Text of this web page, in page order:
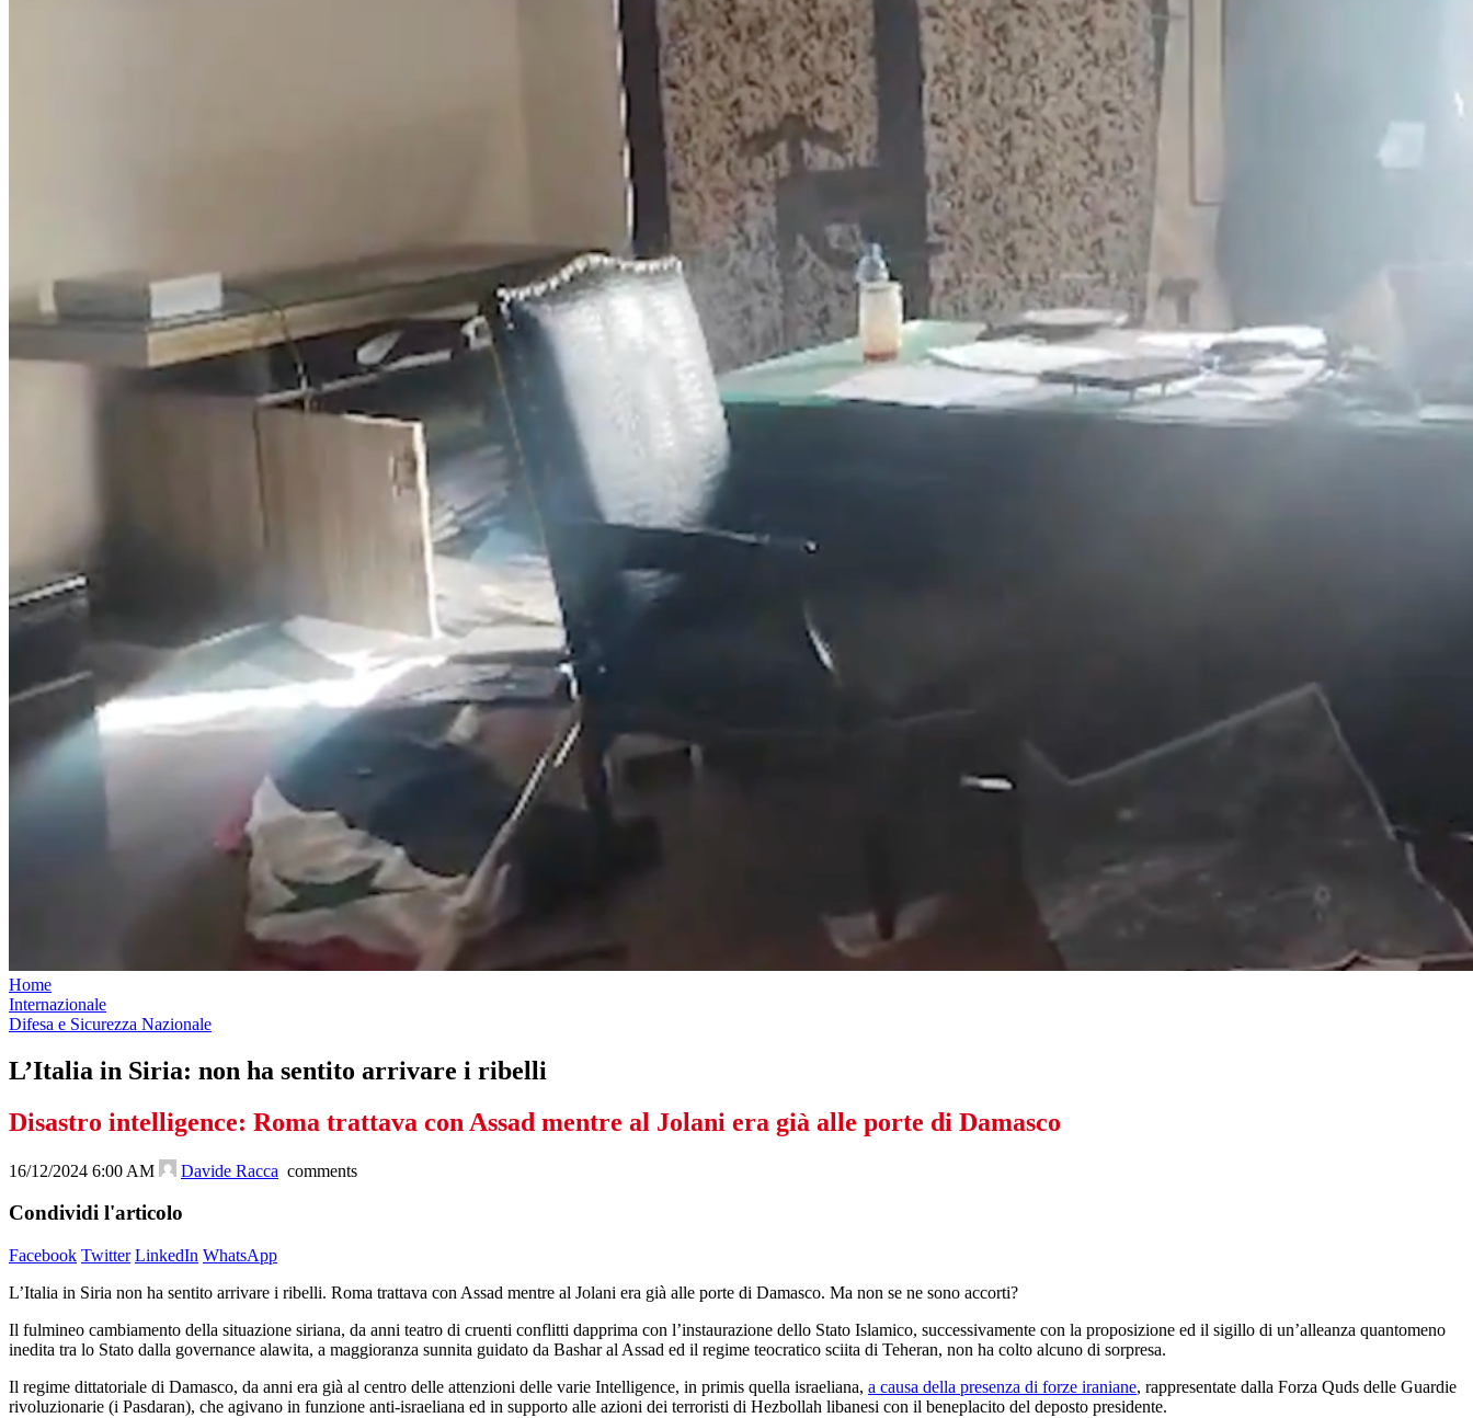
Home
Internazionale
Difesa e Sicurezza Nazionale
L’Italia in Siria: non ha sentito arrivare i ribelli
Disastro intelligence: Roma trattava con Assad mentre al Jolani era già alle porte di Damasco
16/12/2024 6:00 AM Davide Racca comments
Condividi l'articolo
Facebook Twitter LinkedIn WhatsApp
L’Italia in Siria non ha sentito arrivare i ribelli. Roma trattava con Assad mentre al Jolani era già alle porte di Damasco. Ma non se ne sono accorti?
Il fulmineo cambiamento della situazione siriana, da anni teatro di cruenti conflitti dapprima con l’instaurazione dello Stato Islamico, successivamente con la proposizione ed il sigillo di un’alleanza quantomeno
inedita tra lo Stato dalla governance alawita, a maggioranza sunnita guidato da Bashar al Assad ed il regime teocratico sciita di Teheran, non ha colto alcuno di sorpresa.
Il regime dittatoriale di Damasco, da anni era già al centro delle attenzioni delle varie Intelligence, in primis quella israeliana, a causa della presenza di forze iraniane, rappresentate dalla Forza Quds delle Guardie
rivoluzionarie (i Pasdaran), che agivano in funzione anti-israeliana ed in supporto alle azioni dei terroristi di Hezbollah libanesi con il beneplacito del deposto presidente.